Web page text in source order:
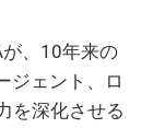
、10年来の
ジェント、ロ
を深化させる